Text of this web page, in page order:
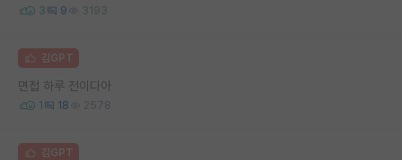
3 9 3193
김GPT
면접 하루 전이다아
1 18 2578
김GPT